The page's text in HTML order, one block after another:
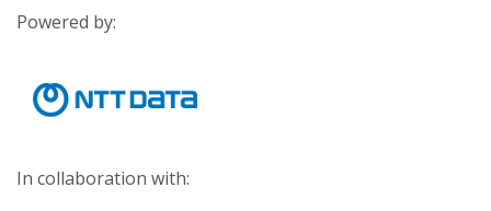
Powered by:
In collaboration with: